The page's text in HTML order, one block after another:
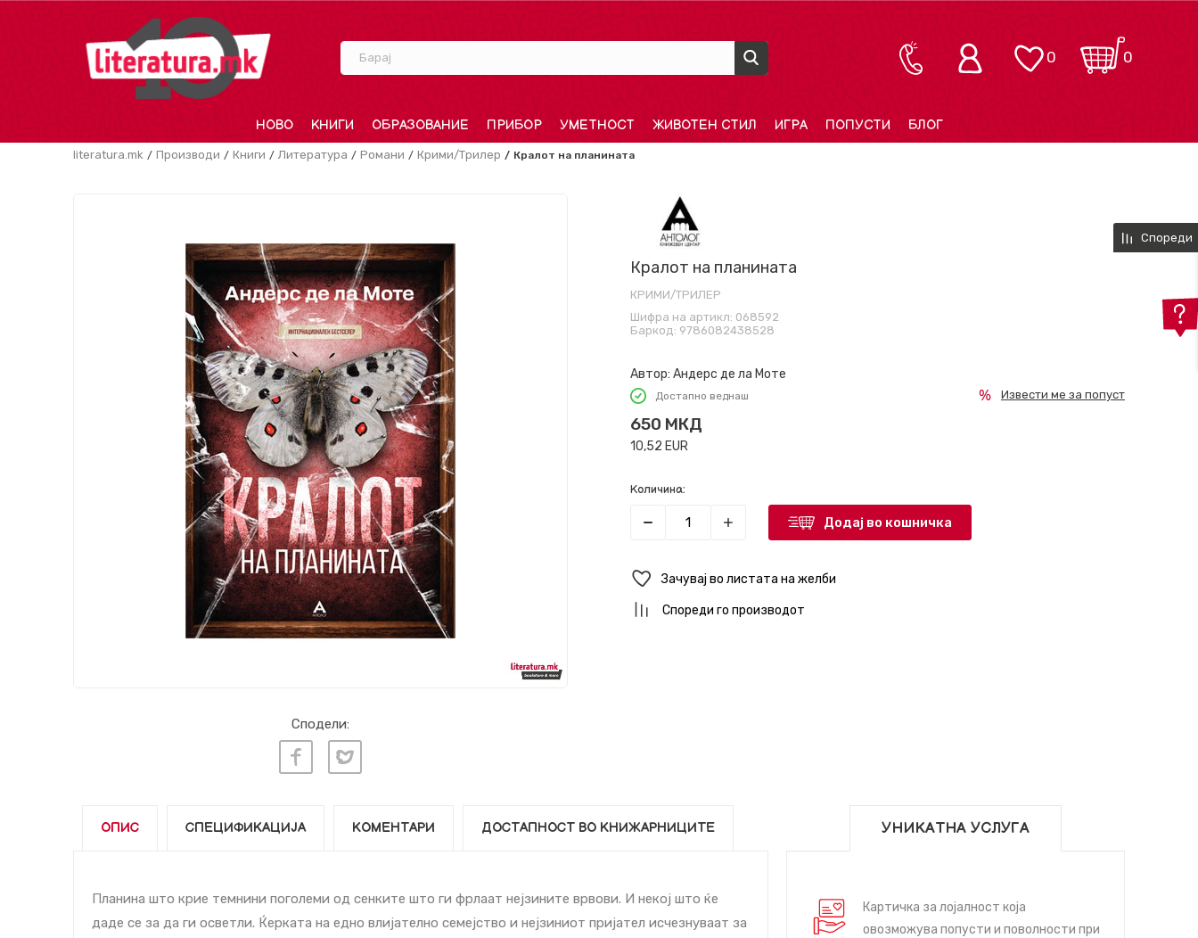
Барај 0
0
НОВО КНИГИ ОБРАЗОВАНИЕ ПРИБОР УМЕТНОСТ ЖИВОТЕН СТИЛ ИГРА ПОПУСТИ БЛОГ
literatura.mk Производи Книги Литература Романи Крими/Трилер Кралот на планината
Сподели:
Кралот на планината
КРИМИ/ТРИЛЕР
Шифра на артикл: 068592
Баркод: 9786082438528
Автор: Андерс де ла Моте
Достапно веднаш
650 МКД
10,52 EUR
Извести ме за попуст
Количина:
Додај во кошничка
Зачувај во листата на желби
Спореди го производот
ОПИС СПЕЦИФИКАЦИЈА КОМЕНТАРИ ДОСТАПНОСТ ВО КНИЖАРНИЦИТЕ
Планина што крие темнини поголеми од сенките што ги фрлаат нејзините врвови. И некој што ќе
даде сe за да ги осветли. Ќерката на едно влијателно семејство и нејзиниот пријател исчезнуваат за
УНИКАТНА УСЛУГА
Картичка за лојалност која
овозможува попусти и поволности при
Спореди